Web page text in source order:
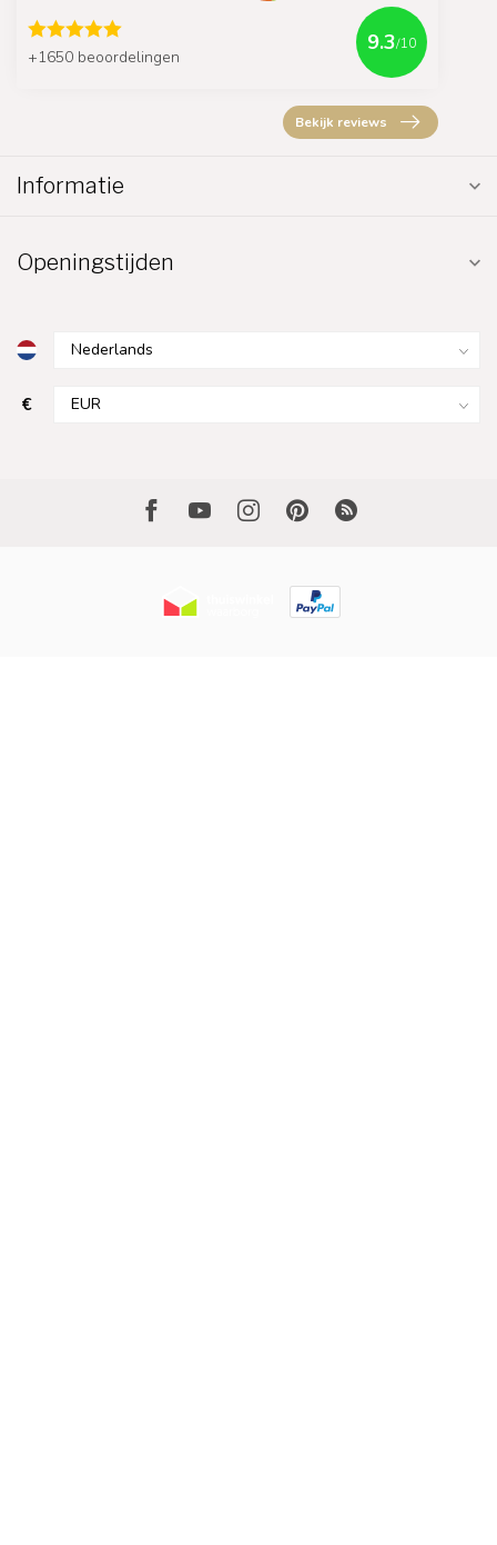
+1650 beoordelingen
9.3/10
Bekijk reviews
Informatie
Openingstijden
€